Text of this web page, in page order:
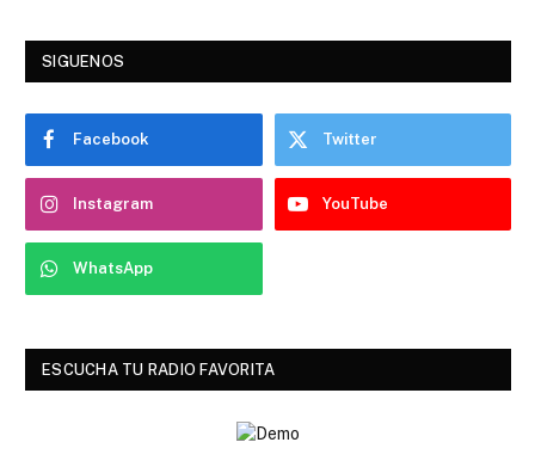
SIGUENOS
Facebook Twitter
Instagram YouTube
WhatsApp
ESCUCHA TU RADIO FAVORITA